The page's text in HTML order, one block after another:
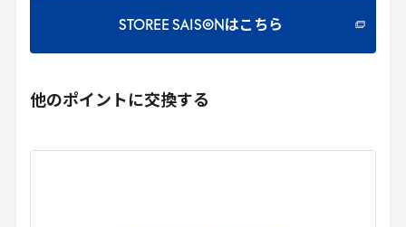
STOREE SAISONはこちら
他のポイントに交換する